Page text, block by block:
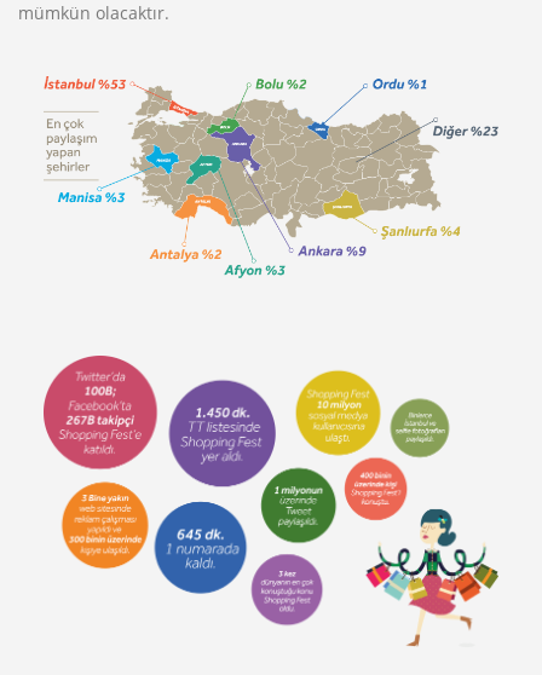
mümkün olacaktır.